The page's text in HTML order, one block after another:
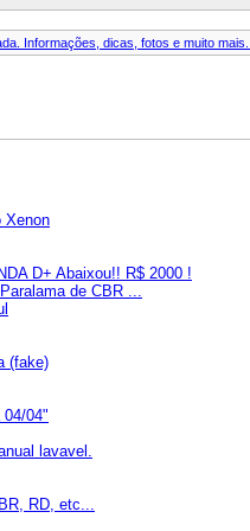
Informações, dicas, fotos e muito mais...
Xenon
D+ Abaixou!! R$ 2000 !
de CBR ...
(fake)
04/04"
lavavel.
RD, etc...